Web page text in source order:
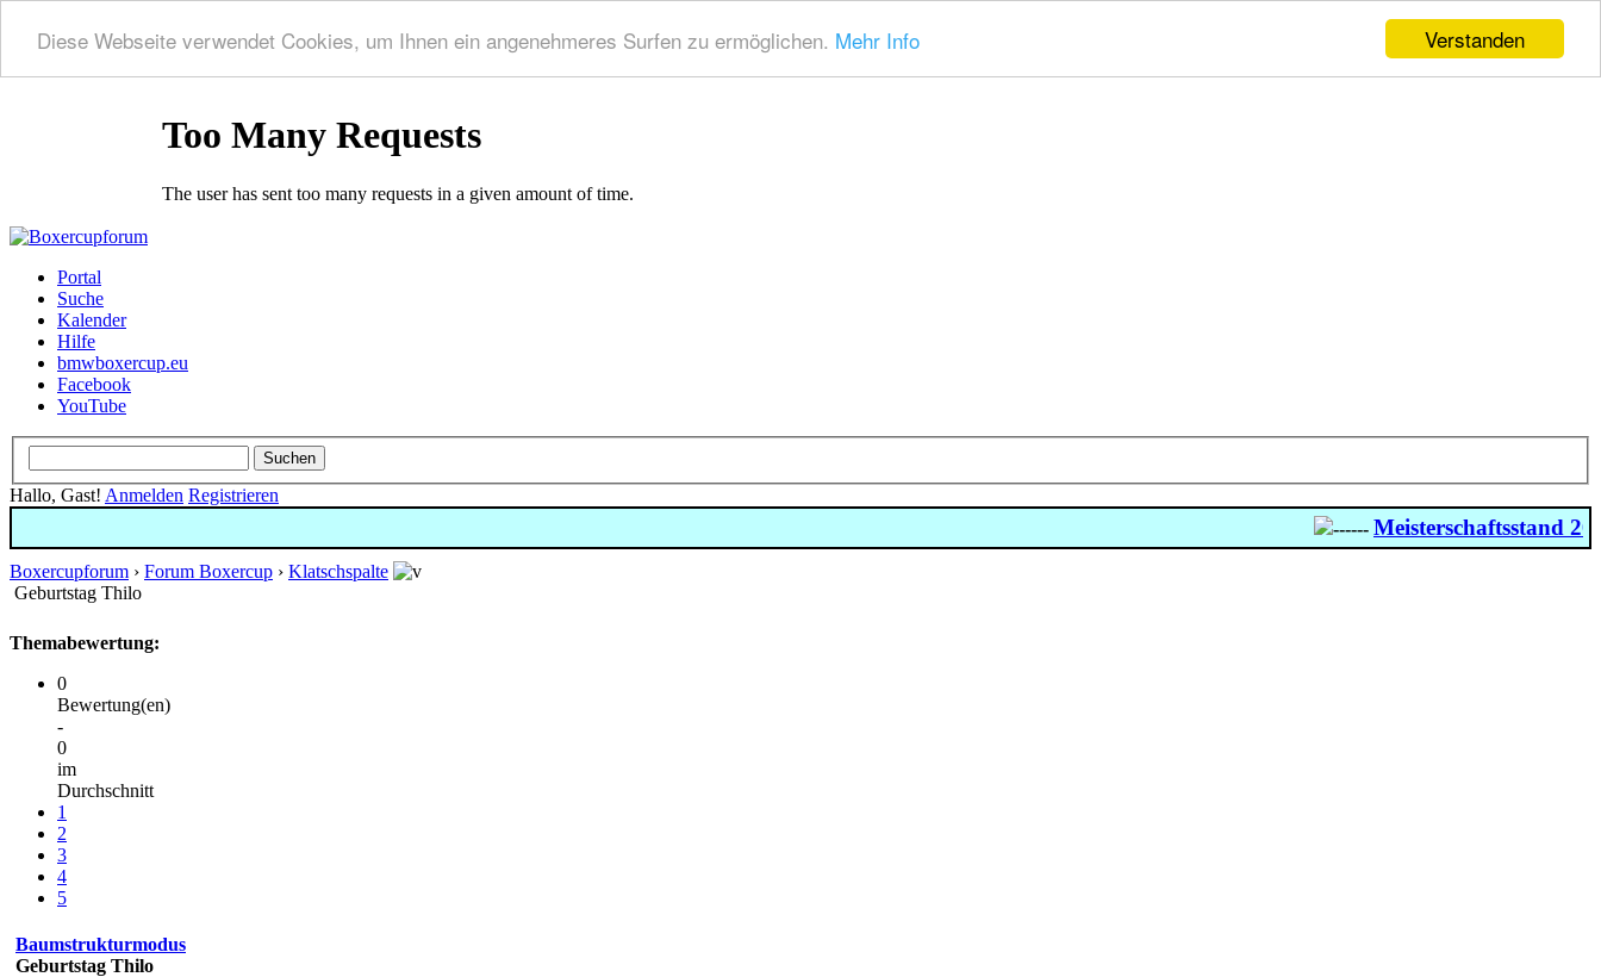
Verstanden
Diese Webseite verwendet Cookies, um Ihnen ein angenehmeres Surfen zu ermöglichen. Mehr Info
Portal
Suche
Kalender
Hilfe
bmwboxercup.eu
Facebook
YouTube
Hallo, Gast! Anmelden Registrieren
------Meisterschaftsstand 2026
Boxercupforum › Forum Boxercup › Klatschspalte
Geburtstag Thilo
Themabewertung:
0
Bewertung(en)
-
0
im
Durchschnitt
1
2
3
4
5
Baumstrukturmodus
Geburtstag Thilo